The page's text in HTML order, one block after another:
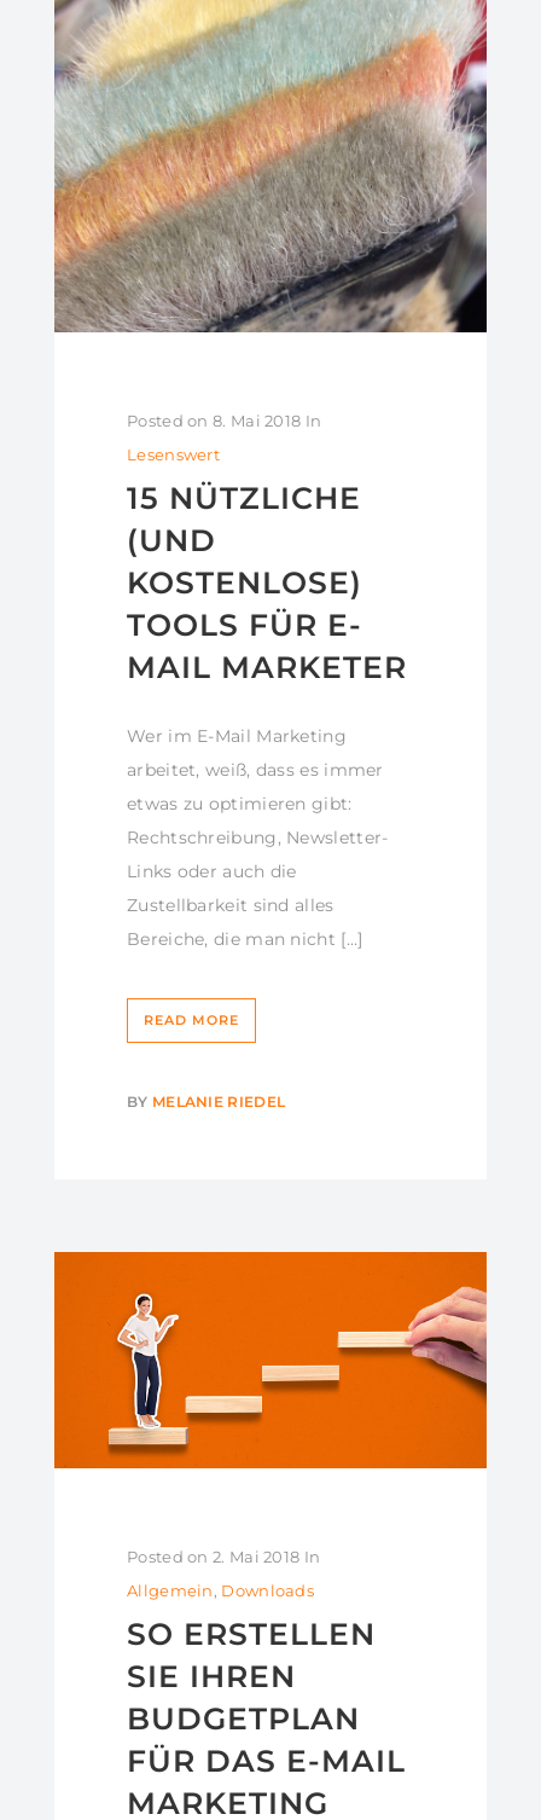
Posted on 8. Mai 2018 In
Lesenswert
15 NÜTZLICHE
(UND
KOSTENLOSE)
TOOLS FÜR E-
MAIL MARKETER
Wer im E-Mail Marketing
arbeitet, weiß, dass es immer
etwas zu optimieren gibt:
Rechtschreibung, Newsletter-
Links oder auch die
Zustellbarkeit sind alles
Bereiche, die man nicht […]
READ MORE
BY MELANIE RIEDEL
Posted on 2. Mai 2018 In
Allgemein, Downloads
SO ERSTELLEN
SIE IHREN
BUDGETPLAN
FÜR DAS E-MAIL
MARKETING